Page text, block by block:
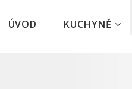
ÚVOD KUCHYNĚ